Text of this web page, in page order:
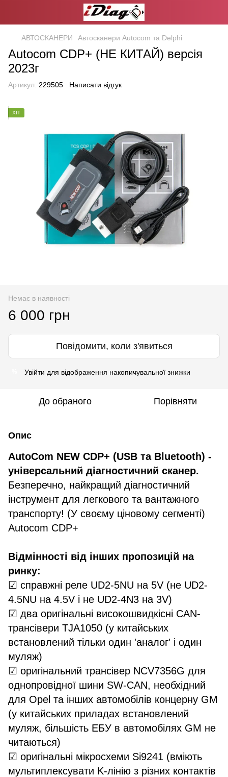
АВТОСКАНЕРИ Автосканери Autocom та Delphi
Autocom CDP+ (НЕ КИТАЙ) версія
2023г
Артикул: 229505 Написати відгук
ХІТ
Немає в наявності
6 000 грн
Повідомити, коли з'явиться
Увійти для відображення накопичувальної знижки
До обраного Порівняти
Опис
AutoCom NEW CDP+ (USB та Bluetooth) -
універсальний діагностичний сканер.
Безперечно, найкращий діагностичний
інструмент для легкового та вантажного
транспорту! (У своєму ціновому сегменті)
Autocom CDP+
Відмінності від інших пропозицій на
ринку:
☑ справжні реле UD2-5NU на 5V (не UD2-
4.5NU на 4.5V і не UD2-4N3 на 3V)
☑ два оригінальні високошвидкісні CAN-
трансівери TJA1050 (у китайських
встановлений тільки один 'аналог' і один
муляж)
☑ оригінальний трансівер NCV7356G для
однопровідної шини SW-CAN, необхідний
для Opel та інших автомобілів концерну GM
(у китайських приладах встановлений
муляж, більшість ЕБУ в автомобілях GM не
читаються)
☑ оригінальні мікросхеми Si9241 (вміють
мультиплексувати K-лінію з різних контактів